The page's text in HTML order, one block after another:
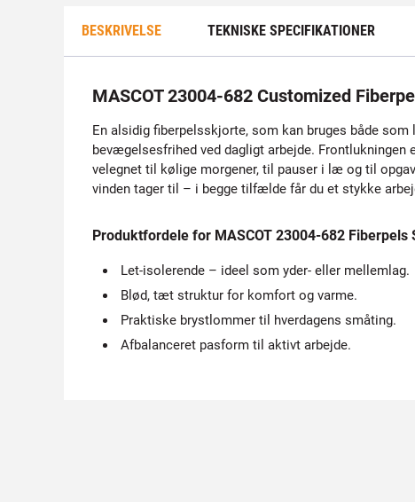
BESKRIVELSE TEKNISKE SPECIFIKATIONER
MASCOT 23004-682 Customized
En alsidig fiberpelsskjorte, som kan bruges både
bevægelsesfrihed ved dagligt arbejde.
velegnet til kølige morgener, til pauser i læ og til
vinden tager til – i begge tilfælde får du et stykke
Produktfordele for MASCOT 23004-682 Fiberpels
Let-isolerende – ideel som yder- eller mellemlag.
Blød, tæt struktur for komfort og varme.
Praktiske brystlommer til hverdagens småting.
Afbalanceret pasform til aktivt arbejde.